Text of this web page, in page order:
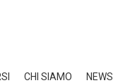
CHI SIAMO NEWS